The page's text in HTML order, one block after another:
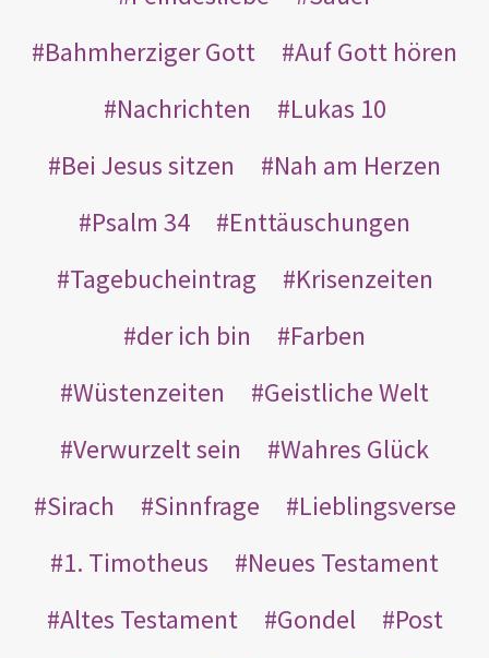
Bahmherziger Gott
Auf Gott hören
Nachrichten
Lukas 10
Bei Jesus sitzen
Nah am Herzen
Psalm 34
Enttäuschungen
Tagebucheintrag
Krisenzeiten
der ich bin
Farben
Wüstenzeiten
Geistliche Welt
Verwurzelt sein
Wahres Glück
Sirach
Sinnfrage
Lieblingsverse
1. Timotheus
Neues Testament
Altes Testament
Gondel
Post